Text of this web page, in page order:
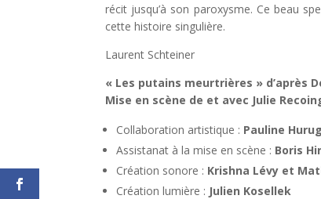
récit jusqu’à son paroxysme. Ce beau
cette histoire singulière.
Laurent Schteiner
« Les putains meurtrières » d’après
Mise en scène de et avec Julie
Collaboration artistique : Pauline
Assistanat à la mise en scène : Boris
Création sonore : Krishna Lévy et
Création lumière : Julien Kosellek